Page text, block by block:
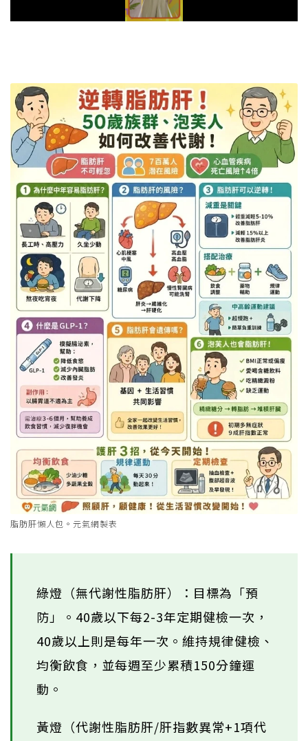
脂肪肝懶人包。元氣網製表
綠燈（無代謝性脂肪肝）：目標為「預
防」。40歲以下每2-3年定期健檢一次，
40歲以上則是每年一次。維持規律健檢、
均衡飲食，並每週至少累積150分鐘運
動。
黃燈（代謝性脂肪肝/肝指數異常+1項代